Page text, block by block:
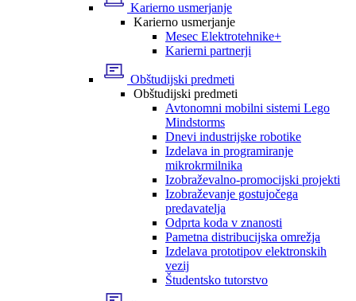
Karierno usmerjanje
Karierno usmerjanje
Mesec Elektrotehnike+
Karierni partnerji
Obštudijski predmeti
Obštudijski predmeti
Avtonomni mobilni sistemi Lego
Mindstorms
Dnevi industrijske robotike
Izdelava in programiranje
mikrokrmilnika
Izobraževalno-promocijski projekti
Izobraževanje gostujočega
predavatelja
Odprta koda v znanosti
Pametna distribucijska omrežja
Izdelava prototipov elektronskih
vezij
Študentsko tutorstvo